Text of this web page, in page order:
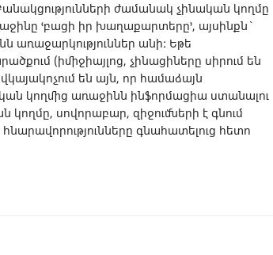
ժամանակ չինական կողմը
ՙբացի իր խաղաքարտերը՚, այսինքն`
անի: Եթե
(իմիջիայլոց, չինացիները սիրում են
են այն, որ համաձայն
կողմից առաջինն ինֆորմացիա ստանալու
սովորաբար, զիջումների է գնում
գնահատելուց հետո